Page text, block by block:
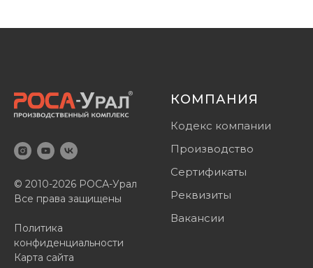
© 2010-2026 РОСА-Урал
Все права защищены
Политика
конфиденциальности
Карта сайта
КОМПАНИЯ
Кодекс компании
Производство
Сертификаты
Реквизиты
Вакансии